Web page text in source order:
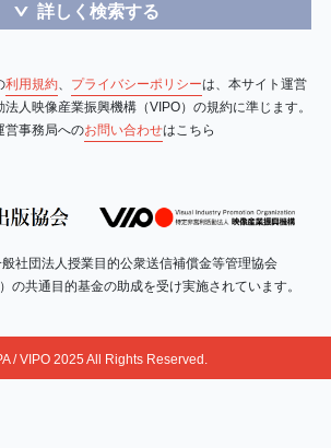
＞ 詳しく検索する
利用規約、 プライバシーポリシーは、本サイト運営
人映像産業振興機構（VIPO）の規約に準じます。
営事務局へのお問い合わせはこちら
社団法人授業目的公衆送信補償金等管理協会
の共通目的基金の助成を受け実施されています。
/ VIPO 2025 All Rights Reserved.